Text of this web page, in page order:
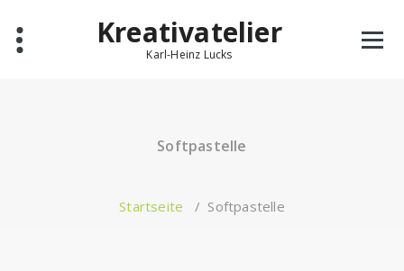
Inhalt
springen
Kreativatelier
Karl-Heinz Lucks
Softpastelle
Startseite / Softpastelle